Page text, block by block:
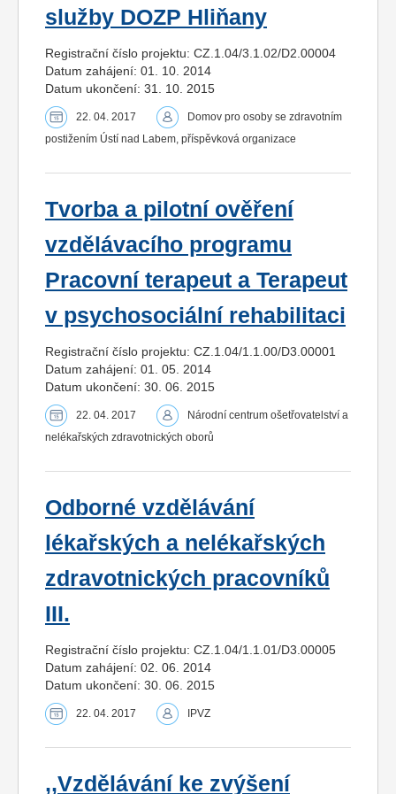
služby DOZP Hliňany
Registrační číslo projektu: CZ.1.04/3.1.02/D2.00004
Datum zahájení: 01. 10. 2014
Datum ukončení: 31. 10. 2015
22. 04. 2017
Domov pro osoby se zdravotním
postižením Ústí nad Labem, příspěvková organizace
Tvorba a pilotní ověření
vzdělávacího programu
Pracovní terapeut a Terapeut
v psychosociální rehabilitaci
Registrační číslo projektu: CZ.1.04/1.1.00/D3.00001
Datum zahájení: 01. 05. 2014
Datum ukončení: 30. 06. 2015
22. 04. 2017
Národní centrum ošetřovatelství a
nelékařských zdravotnických oborů
Odborné vzdělávání
lékařských a nelékařských
zdravotnických pracovníků
III.
Registrační číslo projektu: CZ.1.04/1.1.01/D3.00005
Datum zahájení: 02. 06. 2014
Datum ukončení: 30. 06. 2015
22. 04. 2017 IPVZ
,,Vzdělávání ke zvýšení